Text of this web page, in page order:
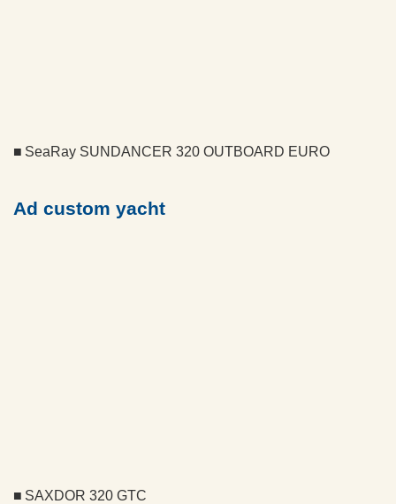
SeaRay SUNDANCER 320 OUTBOARD EURO
Ad custom yacht
SAXDOR 320 GTC